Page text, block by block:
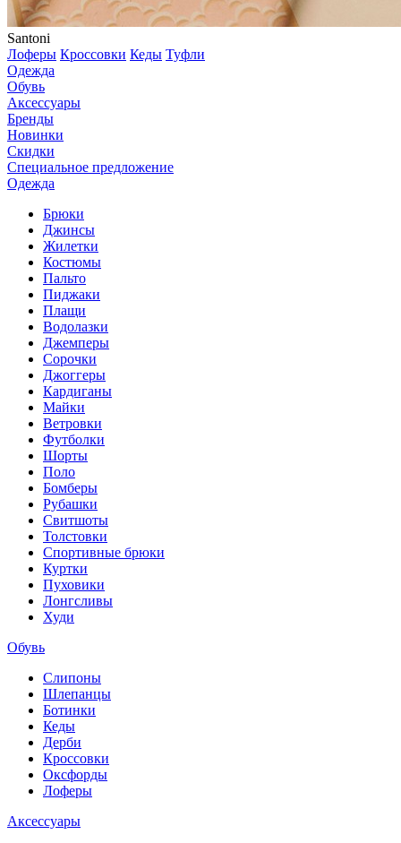
Santoni
Лоферы Кроссовки Кеды Туфли
Одежда
Обувь
Аксессуары
Бренды
Новинки
Скидки
Специальное предложение
Одежда
Брюки
Джинсы
Жилетки
Костюмы
Пальто
Пиджаки
Плащи
Водолазки
Джемперы
Сорочки
Джоггеры
Кардиганы
Майки
Ветровки
Футболки
Шорты
Поло
Бомберы
Рубашки
Свитшоты
Толстовки
Спортивные брюки
Куртки
Пуховики
Лонгсливы
Худи
Обувь
Слипоны
Шлепанцы
Ботинки
Кеды
Дерби
Кроссовки
Оксфорды
Лоферы
Аксессуары